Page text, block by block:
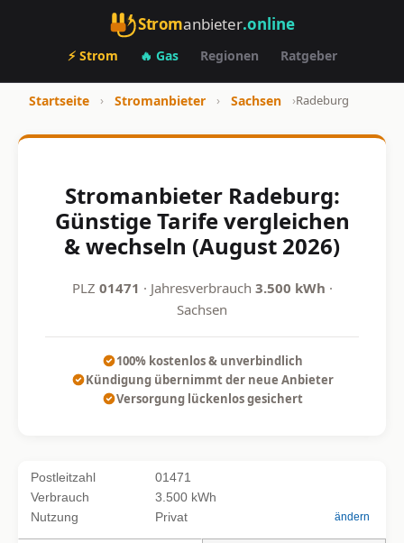
Stromanbieter.online
⚡ Strom 🔥 Gas Regionen Ratgeber
Startseite › Stromanbieter › Sachsen ›Radeburg
Stromanbieter Radeburg:
Günstige Tarife vergleichen
& wechseln (August 2026)
PLZ 01471 · Jahresverbrauch 3.500 kWh ·
Sachsen
100% kostenlos & unverbindlich
Kündigung übernimmt der neue Anbieter
Versorgung lückenlos gesichert